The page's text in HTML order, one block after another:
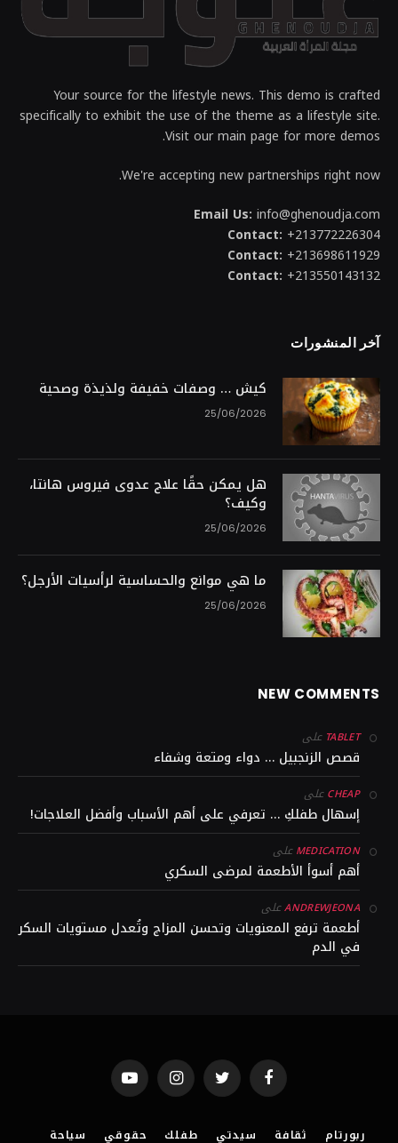
Your source for the lifestyle news. This demo is crafted
specifically to exhibit the use of the theme as a lifestyle site.
Visit our main page for more demos.
We're accepting new partnerships right now.
Email Us: info@ghenoudja.com
Contact: +213772226304
Contact: +213698611929
Contact: +213550143132
آخر المنشورات
كيش … وصفات خفيفة ولذيذة وصحية
25/06/2026
هل يمكن حقًا علاج عدوى فيروس هانتا،
وكيف؟
25/06/2026
ما هي موانع والحساسية لرأسيات الأرجل؟
25/06/2026
NEW COMMENTS
TABLET على
قصص الزنجبيل … دواء ومتعة وشفاء
CHEAPعلى
إسهال طفلكِ … تعرفي على أهم الأسباب وأفضل العلاجات!
MEDICATIONعلى
أهم أسوأ الأطعمة لمرضى السكري
ANDREWJEONAعلى
أطعمة ترفع المعنويات وتحسن المزاج وتُعدل مستويات السكر
في الدم
Facebook
Twitter
Instagram
YouTube
ربورتام ثقافة سيدتي طفلك حقوقي سياحة